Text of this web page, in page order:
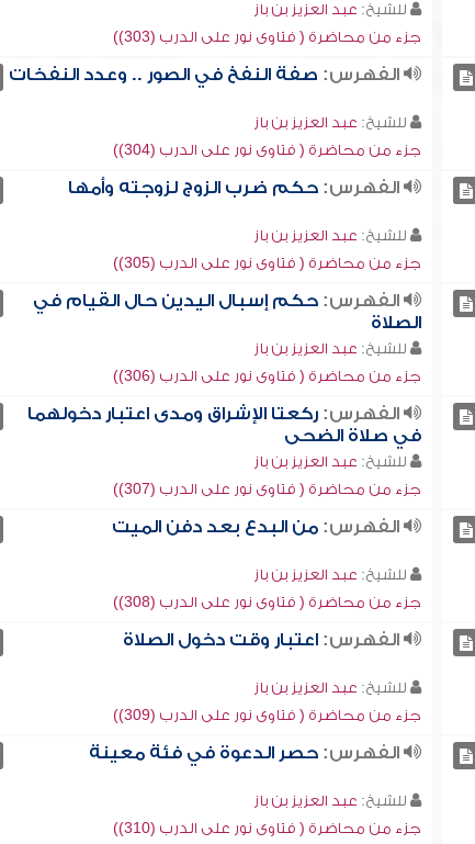
للشيخ: عبد العزيز بن باز
جزء من محاضرة ( فتاوى نور على الدرب (303))
الفهرس: صفة النفخ في الصور .. وعدد النفخات
للشيخ: عبد العزيز بن باز
جزء من محاضرة ( فتاوى نور على الدرب (304))
الفهرس: حكم ضرب الزوج لزوجته وأمها
للشيخ: عبد العزيز بن باز
جزء من محاضرة ( فتاوى نور على الدرب (305))
الفهرس: حكم إسبال اليدين حال القيام في
الصلاة
للشيخ: عبد العزيز بن باز
جزء من محاضرة ( فتاوى نور على الدرب (306))
الفهرس: ركعتا الإشراق ومدى اعتبار دخولهما
في صلاة الضحى
للشيخ: عبد العزيز بن باز
جزء من محاضرة ( فتاوى نور على الدرب (307))
الفهرس: من البدع بعد دفن الميت
للشيخ: عبد العزيز بن باز
جزء من محاضرة ( فتاوى نور على الدرب (308))
الفهرس: اعتبار وقت دخول الصلاة
للشيخ: عبد العزيز بن باز
جزء من محاضرة ( فتاوى نور على الدرب (309))
الفهرس: حصر الدعوة في فئة معينة
للشيخ: عبد العزيز بن باز
جزء من محاضرة ( فتاوى نور على الدرب (310))